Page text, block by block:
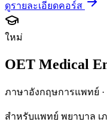
ดูรายละเอียดคอร์ส
ใหม่
OET Medical
ภาษาอังกฤษการแพทย์ ·
สำหรับแพทย์ พยาบาล เ